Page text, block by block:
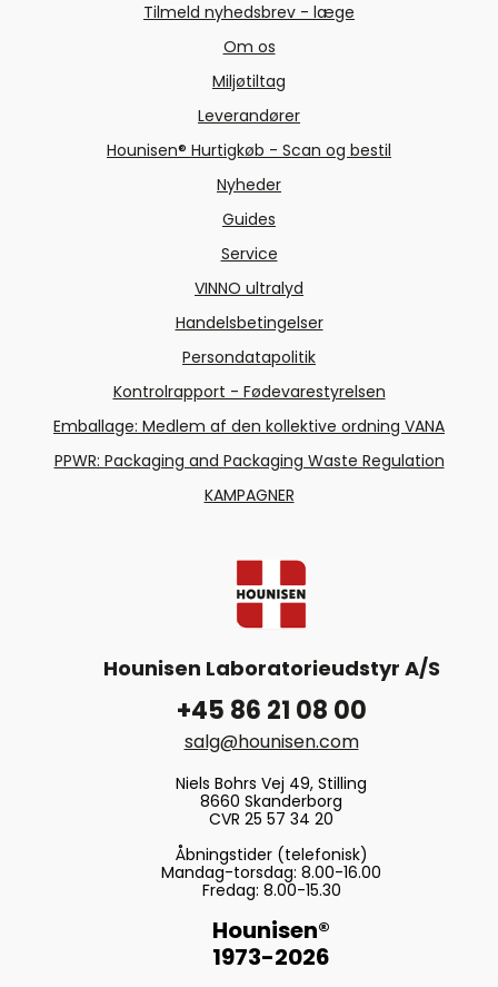
Tilmeld nyhedsbrev - læge
Om os
Miljøtiltag
Leverandører
Hounisen® Hurtigkøb - Scan og bestil
Nyheder
Guides
Service
VINNO ultralyd
Handelsbetingelser
Persondatapolitik
Kontrolrapport - Fødevarestyrelsen
Emballage: Medlem af den kollektive ordning VANA
PPWR: Packaging and Packaging Waste Regulation
KAMPAGNER
Hounisen Laboratorieudstyr A/S
+45 86 21 08 00
salg@hounisen.com
Niels Bohrs Vej 49, Stilling
8660 Skanderborg
CVR 25 57 34 20
Åbningstider (telefonisk)
Mandag-torsdag: 8.00-16.00
Fredag: 8.00-15.30
Hounisen®
1973-2026